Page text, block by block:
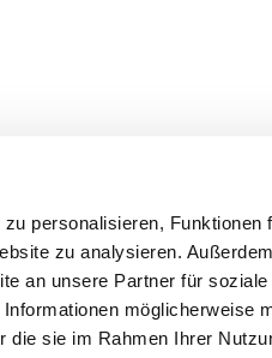
personalisieren, Funktionen
zu analysieren.
an unsere Partner für
möglicherweise
die sie im Rahmen Ihrer